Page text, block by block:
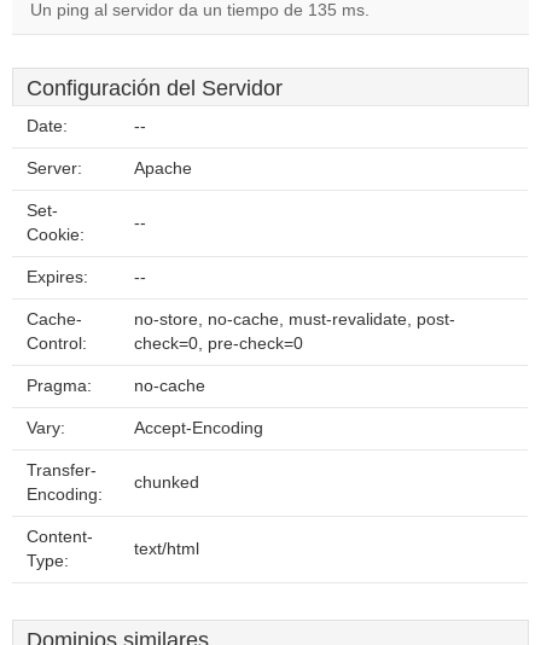
Un ping al servidor da un tiempo de 135 ms.
Configuración del Servidor
Date: --
Server: Apache
Set-
Cookie:
--
Expires: --
Cache-
Control:
no-store, no-cache, must-revalidate, post-
check=0, pre-check=0
Pragma: no-cache
Vary: Accept-Encoding
Transfer-
Encoding:
chunked
Content-
Type:
text/html
Dominios similares